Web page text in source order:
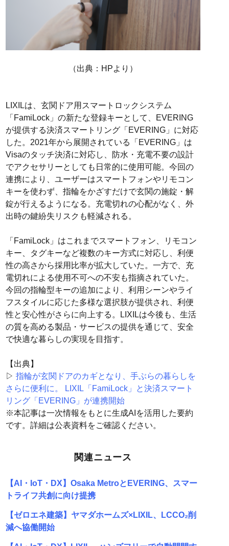
（出典：HPより）
LIXILは、玄関ドア用スマートロックシステム
「FamiLock」の新たな登録キーとして、EVERING
が提供する決済スマートリング「EVERING」に対応
した。2021年から展開されている「EVERING」は
Visaのタッチ決済に対応し、防水・充電不要の設計
でアクセサリーとしても日常的に使用可能。今回の
連携により、ユーザーはスマートフォンやリモコン
キーを使わず、指輪をかざすだけで玄関の施錠・解
錠が行えるようになる。充電切れの心配がなく、外
出時の鍵紛失リスクも軽減される。
「FamiLock」はこれまでスマートフォン、リモコン
キー、タグキーなど複数のキー方式に対応し、利便
性の高さから採用比率が拡大していた。一方で、充
電切れによる使用不可への不安も指摘されていた。
今回の指輪型キーの追加により、利用シーンやライ
フスタイルに応じた多様な選択肢が提供され、利便
性と安心性がさらに向上する。LIXILは今後も、生活
の質を高める製品・サービスの提供を通じて、安全
で快適な暮らしの実現を目指す。
【出典】
▷ 指輪が玄関ドアのカギとなり、手ぶらの暮らしを
さらに便利に。 LIXIL「FamiLock」と決済スマート
リング「EVERING」が連携開始
※本記事は一次情報をもとに生成AIを活用した要約
です。詳細は公表資料をご確認ください。
関連ニュース
【AI・IoT・DX】Osaka MetroとEVERING、スマー
トライフ共創に向け提携
【ゼロエネ建築】ヤマダホームズ×LIXIL、LCCO₂削
減へ協働開始